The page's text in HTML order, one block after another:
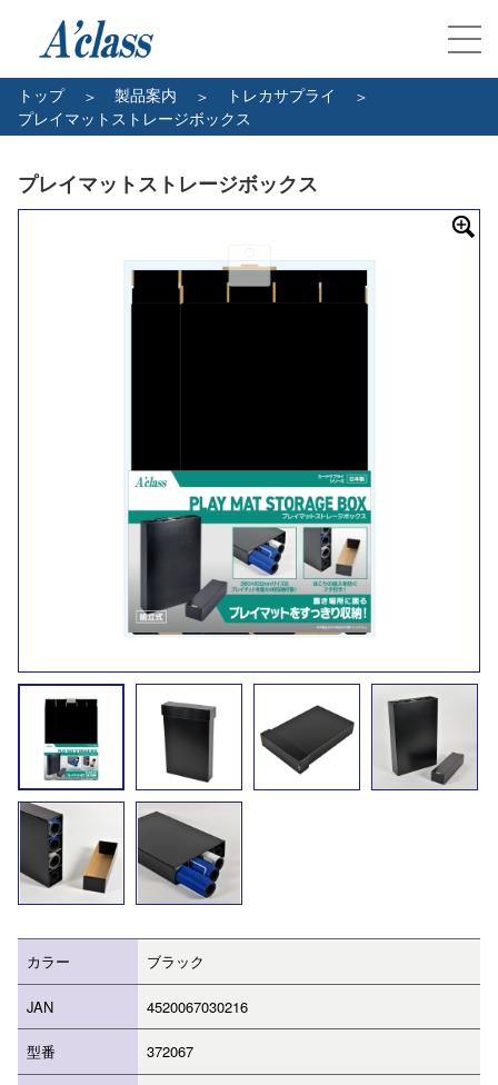
トップ 製品案内
トレカサプライ
プレイマットストレージボックス
プレイマットストレージボックス
カラー ブラック
JAN 4520067030216
型番 372067